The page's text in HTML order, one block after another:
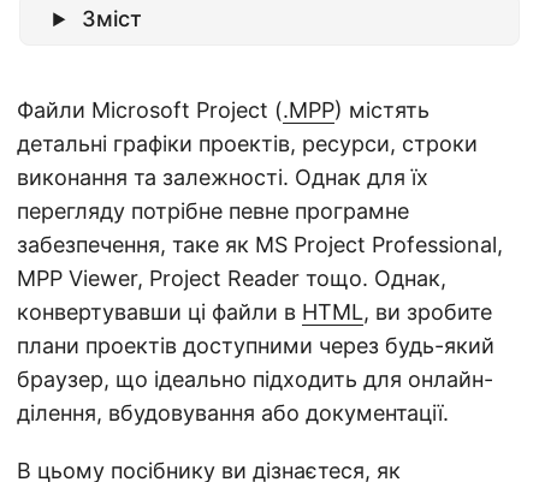
Зміст
Файли Microsoft Project (.MPP) містять
детальні графіки проектів, ресурси, строки
виконання та залежності. Однак для їх
перегляду потрібне певне програмне
забезпечення, таке як MS Project Professional,
MPP Viewer, Project Reader тощо. Однак,
конвертувавши ці файли в HTML, ви зробите
плани проектів доступними через будь-який
браузер, що ідеально підходить для онлайн-
ділення, вбудовування або документації.
В цьому посібнику ви дізнаєтеся, як